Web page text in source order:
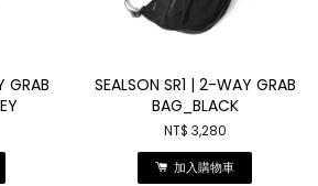
GRAB
SEALSON SR1 | 2-WAY GRAB
BAG_BLACK
NT$ 3,280
加入購物車